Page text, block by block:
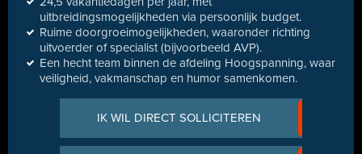
uitbreidingsmogelijkheden via persoonlijk budget.
Ruime doorgroeimogelijkheden, waaronder richting
uitvoerder of specialist (bijvoorbeeld AVP).
Een hecht team binnen de afdeling Hoogspanning, waar
veiligheid, vakmanschap en humor samenkomen.
IK WIL DIRECT SOLLICITEREN